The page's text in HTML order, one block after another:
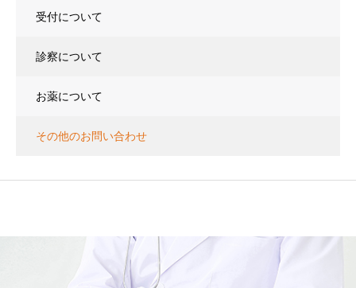
受付について
診察について
お薬について
その他のお問い合わせ